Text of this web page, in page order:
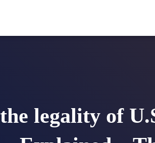
legality of